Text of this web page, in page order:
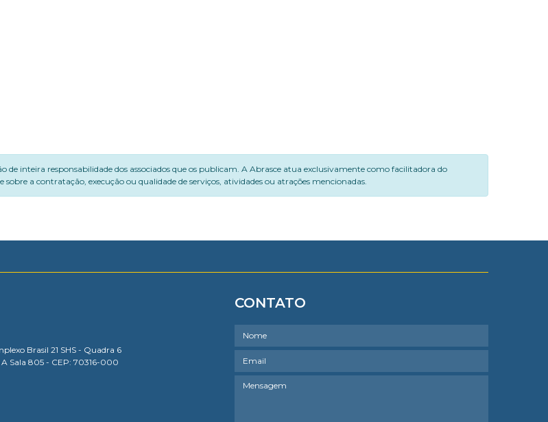
de inteira responsabilidade dos associados que os publicam. A Abrasce atua exclusivamente como facilitadora do
a contratação, execução ou qualidade de serviços, atividades ou atrações mencionadas.
Brasil 21 SHS - Quadra 6
Sala 805 - CEP: 70316-000
CONTATO